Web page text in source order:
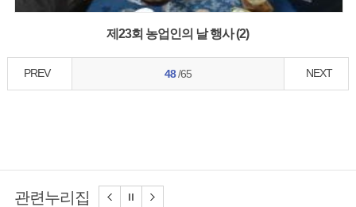
제23회 농업인의 날 행사 (2)
PREV 48/65 NEXT
관련누리집